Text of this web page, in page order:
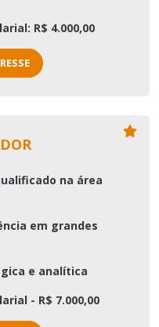
R$ 4.000,00
na área
em grandes
e analítica
- R$ 7.000,00